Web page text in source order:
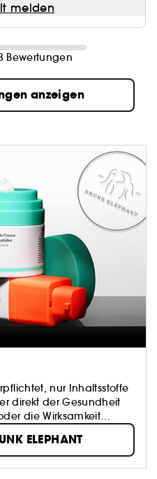
melden
Bewertungen
anzeigen
nur Inhaltsstoffe
direkt der Gesundheit
die Wirksamkeit
Deshalb legen
pH-Wert, auf
erkennt, auf
die leicht einziehen und
ELEPHANT